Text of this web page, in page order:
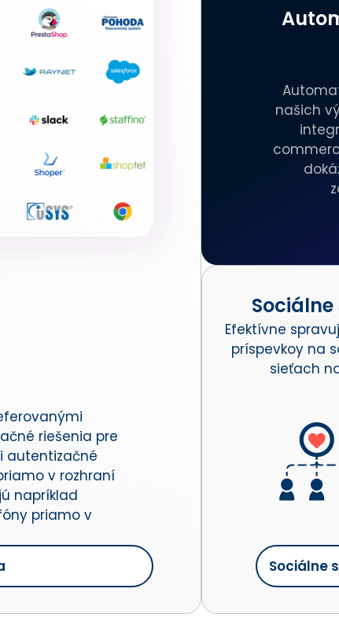
riešenia pre
autentizačné
v rozhraní
napríklad
priamo v
našich
Sociálne
Efektívne
príspevkoy na
sieťach
Sociálne